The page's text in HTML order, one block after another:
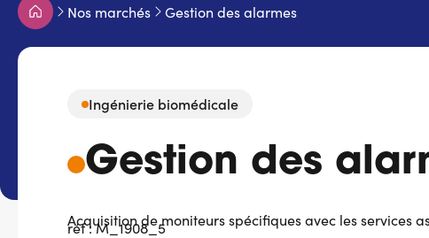
Fil
d'Ariane
Nos marchés Gestion des alarmes
Ingénierie biomédicale
Gestion des
Acquisition de moniteurs spécifiques avec les services
réf : M_1908_5